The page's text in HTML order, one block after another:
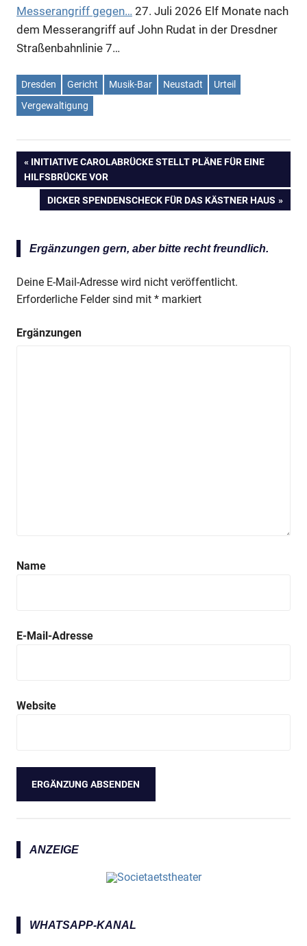
Anzeige
Messerangriff gegen… 27. Juli 2026 Elf Monate nach
dem Messerangriff auf John Rudat in der Dresdner
Straßenbahnlinie 7…
Dresden Gericht Musik-Bar Neustadt
Urteil
Vergewaltigung
Beitragsnavigation
VORHERIGER
BEITRAG:
INITIATIVE CAROLABRÜCKE STELLT PLÄNE FÜR EINE
HILFSBRÜCKE VOR
NÄCHSTER
DICKER SPENDENSCHECK FÜR DAS KÄSTNER HAUS
Ergänzungen gern, aber bitte recht freundlich.
Deine E-Mail-Adresse wird nicht veröffentlicht.
Erforderliche Felder sind mit * markiert
Ergänzungen
Name
E-Mail-Adresse
Website
ANZEIGE
WHATSAPP-KANAL